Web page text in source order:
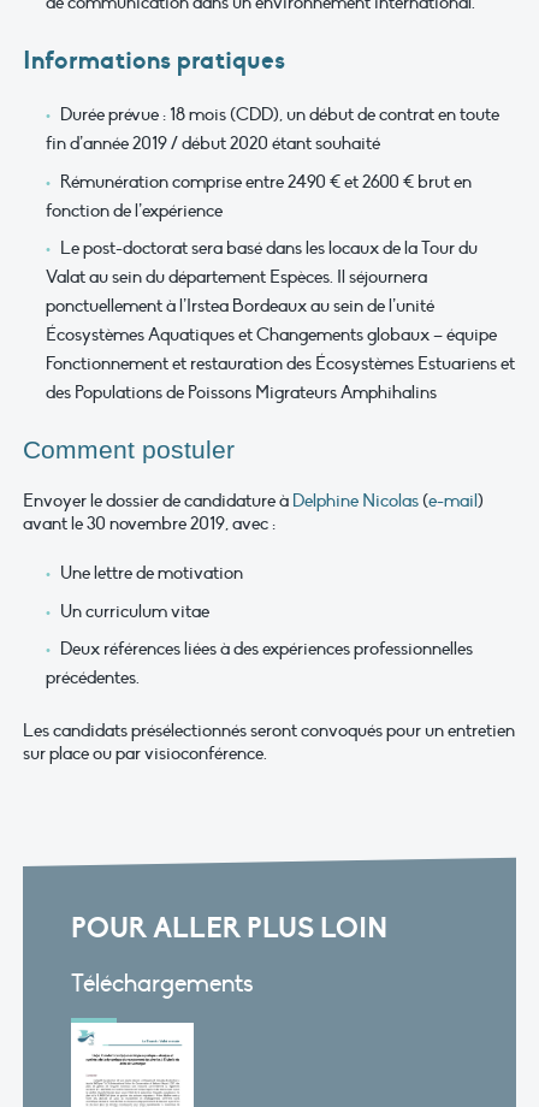
Informations pratiques
Durée prévue : 18 mois (CDD), un début de contrat en toute
fin d’année 2019 / début 2020 étant souhaité
Rémunération comprise entre 2490 € et 2600 € brut en
fonction de l’expérience
Le post-doctorat sera basé dans les locaux de la Tour du
Valat au sein du département Espèces. Il séjournera
ponctuellement à l’Irstea Bordeaux au sein de l’unité
Écosystèmes Aquatiques et Changements globaux – équipe
Fonctionnement et restauration des Écosystèmes Estuariens et
des Populations de Poissons Migrateurs Amphihalins
Comment postuler
Envoyer le dossier de candidature à Delphine Nicolas(e-mail)
avant le 30 novembre 2019, avec :
Une lettre de motivation
Un curriculum vitae
Deux références liées à des expériences professionnelles
précédentes.
Les candidats présélectionnés seront convoqués pour un entretien
sur place ou par visioconférence.
POUR ALLER PLUS LOIN
Téléchargements